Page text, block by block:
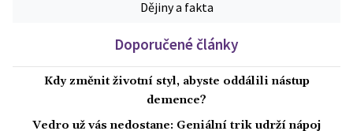
Dějiny a fakta
Doporučené články
Kdy změnit životní styl, abyste oddálili nástup
demence?
Vedro už vás nedostane: Geniální trik udrží nápoj